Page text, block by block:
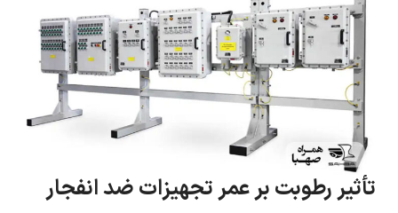
تأثیر رطوبت بر عمر تجهیزات ضد انفجار